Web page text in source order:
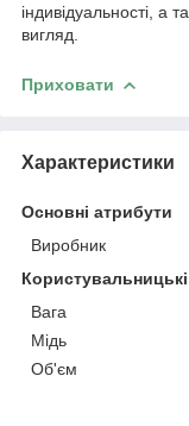
індивідуальності, а
вигляд.
Приховати
Характеристики
Основні атрибути
Виробник
Вага
Мідь
Об'єм